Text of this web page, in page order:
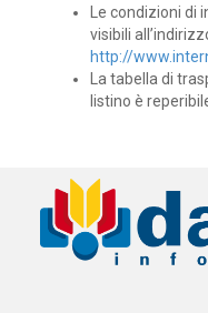
Le condizioni
visibili
http://
La tabella di
listino è